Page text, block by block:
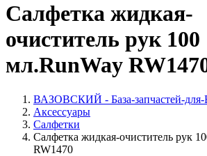
Салфетка жидкая-
очиститель рук 100
мл.RunWay
ВАЗОВСКИЙ - База-запчастей-
Аксессуары
Салфетки
Салфетка жидкая-очиститель рук
RW1470